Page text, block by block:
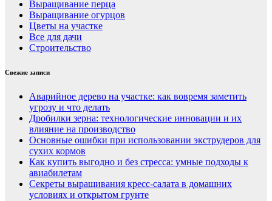
Выращивание перца
Выращивание огурцов
Цветы на участке
Все для дачи
Строительство
Свежие записи
Аварийное дерево на участке: как вовремя заметить
угрозу и что делать
Дробилки зерна: технологические инновации и их
влияние на производство
Основные ошибки при использовании экструдеров для
сухих кормов
Как купить выгодно и без стресса: умные подходы к
авиабилетам
Секреты выращивания кресс-салата в домашних
условиях и открытом грунте